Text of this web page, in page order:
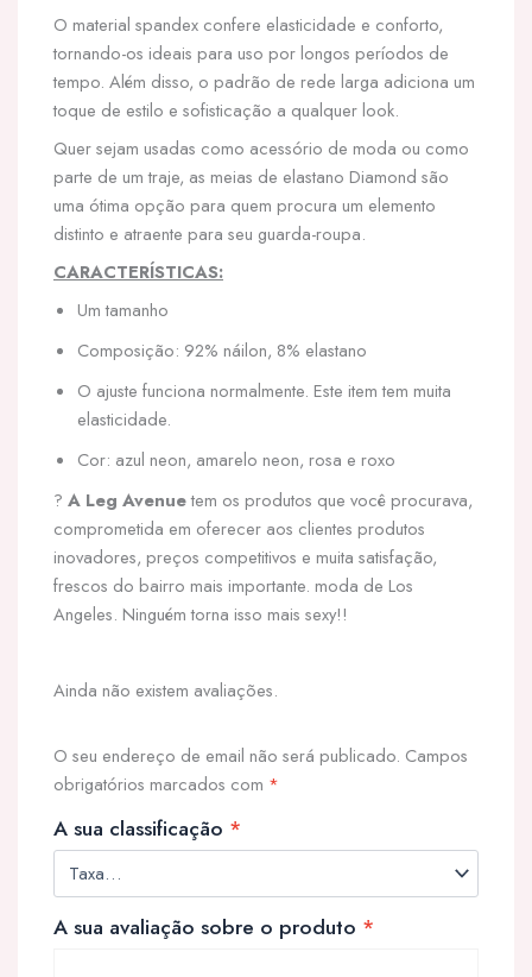
O material spandex confere elasticidade e conforto,
tornando-os ideais para uso por longos períodos de
tempo. Além disso, o padrão de rede larga adiciona um
toque de estilo e sofisticação a qualquer look.
Quer sejam usadas como acessório de moda ou como
parte de um traje, as meias de elastano Diamond são
uma ótima opção para quem procura um elemento
distinto e atraente para seu guarda-roupa.
CARACTERÍSTICAS:
Um tamanho
Composição: 92% náilon, 8% elastano
O ajuste funciona normalmente. Este item tem muita
elasticidade.
Cor: azul neon, amarelo neon, rosa e roxo
? A Leg Avenuetem os produtos que você procurava,
comprometida em oferecer aos clientes produtos
inovadores, preços competitivos e muita satisfação,
frescos do bairro mais importante. moda de Los
Angeles. Ninguém torna isso mais sexy!!
Ainda não existem avaliações.
O seu endereço de email não será publicado. Campos
obrigatórios marcados com *
A sua classificação *
A sua avaliação sobre o produto *